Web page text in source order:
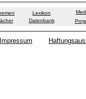
Lexikon
Datenbank
Impressum